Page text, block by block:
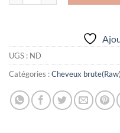
UGS : ND
Catégories :Cheveux brute(Raw)